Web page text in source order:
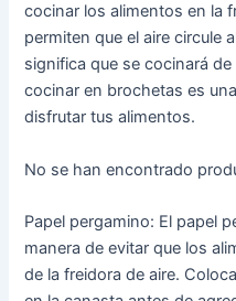
cocinar los alimentos en la
permiten que el aire circule
significa que se cocinará
cocinar en brochetas es
disfrutar tus alimentos.
No se han encontrado
Papel pergamino: El papel
manera de evitar que los
de la freidora de aire.